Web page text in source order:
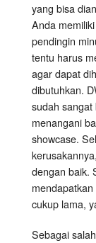
yang bisa
Anda
pendingin
tentu harus
agar dapat
dibutuhkan.
sudah
menangani
showcase.
dengan baik.
cukup lama,
Sebagai